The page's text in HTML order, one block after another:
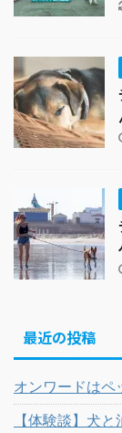
最近の投稿
オンワードはペ
【体験談】犬